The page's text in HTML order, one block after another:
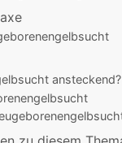
ansteckend?